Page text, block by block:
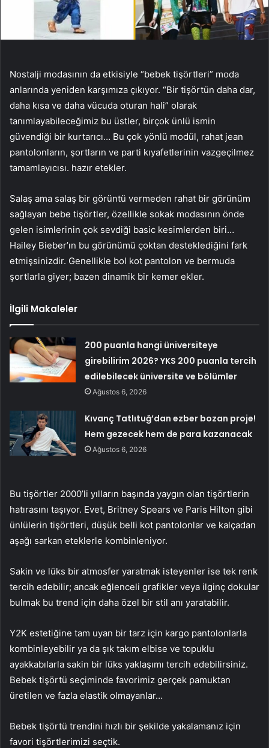
Nostalji modasının da etkisiyle “bebek tişörtleri” moda
anlarında yeniden karşımıza çıkıyor. “Bir tişörtün daha dar,
daha kısa ve daha vücuda oturan hali” olarak
tanımlayabileceğimiz bu üstler, birçok ünlü ismin
güvendiği bir kurtarıcı… Bu çok yönlü modül, rahat jean
pantolonların, şortların ve parti kıyafetlerinin vazgeçilmez
tamamlayıcısı. hazır etekler.
Salaş ama salaş bir görüntü vermeden rahat bir görünüm
sağlayan bebe tişörtler, özellikle sokak modasının önde
gelen isimlerinin çok sevdiği basic kesimlerden biri…
Hailey Bieber’ın bu görünümü çoktan desteklediğini fark
etmişsinizdir. Genellikle bol kot pantolon ve bermuda
şortlarla giyer; bazen dinamik bir kemer ekler.
İlgili Makaleler
200 puanla hangi üniversiteye
girebilirim 2026? YKS 200 puanla tercih
edilebilecek üniversite ve bölümler
Ağustos 6, 2026
Kıvanç Tatlıtuğ’dan ezber bozan proje!
Hem gezecek hem de para kazanacak
Ağustos 6, 2026
Bu tişörtler 2000’li yılların başında yaygın olan tişörtlerin
hatırasını taşıyor. Evet, Britney Spears ve Paris Hilton gibi
ünlülerin tişörtleri, düşük belli kot pantolonlar ve kalçadan
aşağı sarkan eteklerle kombinleniyor.
Sakin ve lüks bir atmosfer yaratmak isteyenler ise tek renk
tercih edebilir; ancak eğlenceli grafikler veya ilginç dokular
bulmak bu trend için daha özel bir stil anı yaratabilir.
Y2K estetiğine tam uyan bir tarz için kargo pantolonlarla
kombinleyebilir ya da şık takım elbise ve topuklu
ayakkabılarla sakin bir lüks yaklaşımı tercih edebilirsiniz.
Bebek tişörtü seçiminde favorimiz gerçek pamuktan
üretilen ve fazla elastik olmayanlar…
Bebek tişörtü trendini hızlı bir şekilde yakalamanız için
favori tişörtlerimizi seçtik.